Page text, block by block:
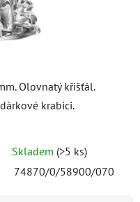
Olovnatý křišťál.
krabici.
Skladem (>5 ks)
74870/0/58900/070